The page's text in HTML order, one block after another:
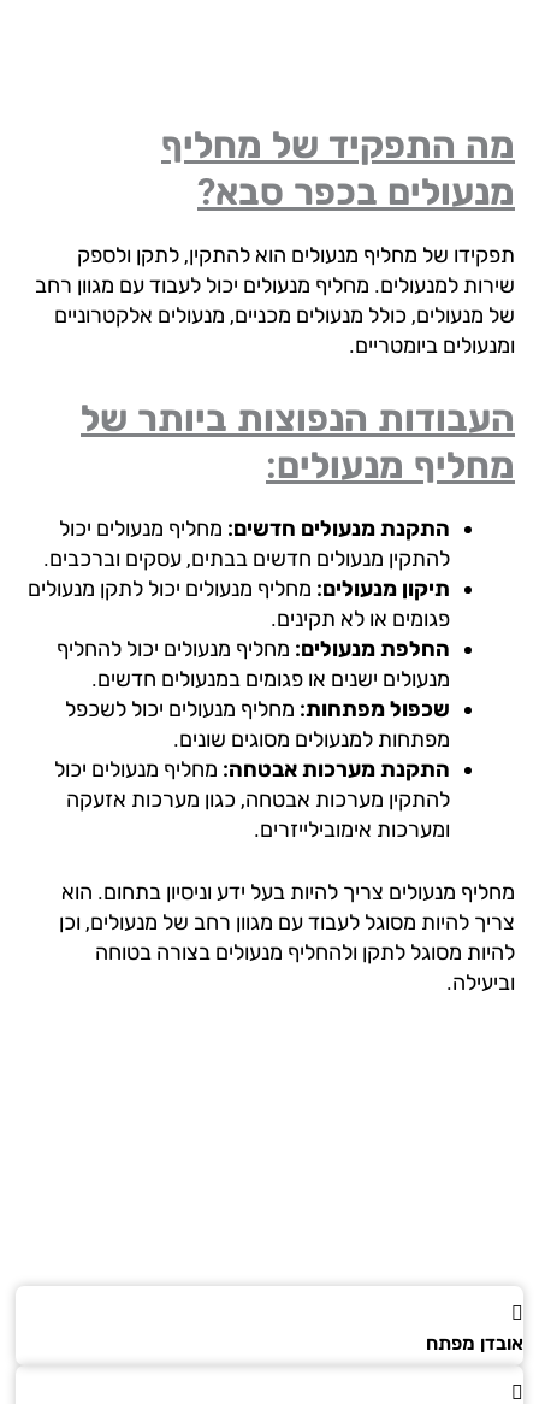
התפקיד של מחליף
בכפר סבא?
של מחליף מנעולים הוא להתקין, לתקן ולספק
למנעולים. מחליף מנעולים יכול לעבוד עם מגוון רחב
מנעולים, כולל מנעולים מכניים, מנעולים אלקטרוניים
ביומטריים.
הנפוצות ביותר של
מנעולים:
התקנת מנעולים חדשים:מחליף מנעולים יכול
להתקין מנעולים חדשים בבתים, עסקים וברכבים.
תיקון מנעולים:מחליף מנעולים יכול לתקן מנעולים
פגומים או לא תקינים.
החלפת מנעולים:מחליף מנעולים יכול להחליף
מנעולים ישנים או פגומים במנעולים חדשים.
שכפול מפתחות:מחליף מנעולים יכול לשכפל
מפתחות למנעולים מסוגים שונים.
התקנת מערכות אבטחה:מחליף מנעולים יכול
להתקין מערכות אבטחה, כגון מערכות אזעקה
ומערכות אימובילייזרים.
מנעולים צריך להיות בעל ידע וניסיון בתחום. הוא
להיות מסוגל לעבוד עם מגוון רחב של מנעולים, וכן
מסוגל לתקן ולהחליף מנעולים בצורה בטוחה
מפתח